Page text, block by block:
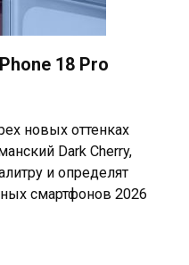
18 Pro
новых оттенках
Dark Cherry,
и определят
смартфонов 2026